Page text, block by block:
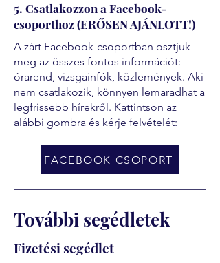
5. Csatlakozzon a Facebook-
csoporthoz (ERŐSEN AJÁNLOTT!)
A zárt Facebook-csoportban osztjuk
meg az összes fontos információt:
órarend, vizsgainfók, közlemények. Aki
nem csatlakozik, könnyen lemaradhat a
legfrissebb hírekről. Kattintson az
alábbi gombra és kérje felvételét:
FACEBOOK CSOPORT
További segédletek
Fizetési segédlet